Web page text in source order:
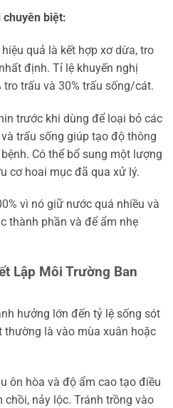
chuyên biệt:
quả là kết hợp xơ dừa, tro
định. Tỉ lệ khuyến nghị
trấu và 30% trấu sống/cát.
trước khi dùng để loại bỏ các
trấu sống giúp tạo độ thông
Có thể bổ sung một lượng
cơ hoai mục đã qua xử lý.
vì nó giữ nước quá nhiều và
thành phần và để ẩm nhẹ
Lập Môi Trường Ban
hưởng lớn đến tỷ lệ sống sót
thường là vào mùa xuân hoặc
ôn hòa và độ ẩm cao tạo điều
nảy lộc. Tránh trồng vào